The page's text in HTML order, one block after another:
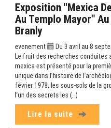
Exposition "Mexica
Au Templo Mayor" Au
Branly
evenement
Du 3 avril au 8
Le fruit des recherches conduites
mexica est présenté pour la
unique dans l’histoire de
février 1978, les sous-sols de la
l’un des secrets les (…)
Lire la suite